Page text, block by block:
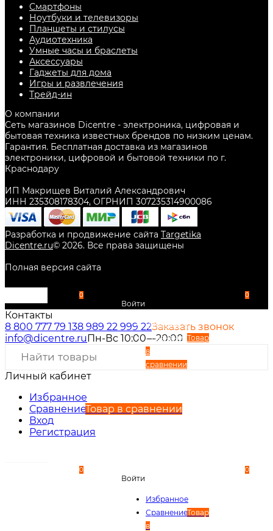
Смартфоны
Ноутбуки и телевизоры
Планшеты и стилусы
Аудиотехника
Умные часы и браслеты
Аксессуары
Гаджеты для дома
Игры и развлечения
Трейд-ин
О компании
Сеть магазинов Dicentre - электроника, цифровая и
бытовая техника известных брендов по низким ценам.
Гарантия. Бесплатная доставка из магазинов
электроники, цифровой и бытовой техники по г.
Краснодару
ИП Макрищев Виталий Александрович
ИНН 235308178304, ОГРНИП 307235314900086
Разработка и продвижение сайта Targetika
Dicentre.ru© 2026. Все права защищены
Полная версия сайта
0
Войти
Избранное
Сравнение Товар
в
сравнении
0
Контакты
8 800 777 79 138 989 22 999 22Заказать звонок
info@dicentre.ruПн-Вс 10:00—20:00
Личный кабинет
Избранное
СравнениеТовар в сравнении
Вход
Регистрация
0
Войти
Избранное
СравнениеТовар
в
0